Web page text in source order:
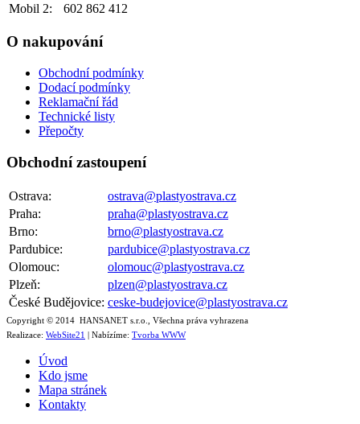
Mobil 2:
602 862 412
O nakupování
Obchodní podmínky
Dodací podmínky
Reklamační řád
Technické listy
Přepočty
Obchodní zastoupení
Ostrava:
ostrava@plastyostrava.cz
Praha:
praha@plastyostrava.cz
Brno:
brno@plastyostrava.cz
Pardubice:
pardubice@plastyostrava.cz
Olomouc:
olomouc@plastyostrava.cz
Plzeň:
plzen@plastyostrava.cz
České Budějovice: ceske-budejovice@plastyostrava.cz
Copyright © 2014 HANSANET s.r.o., Všechna práva vyhrazena
Realizace: WebSite21 | Nabízíme: Tvorba WWW
Úvod
Kdo jsme
Mapa stránek
Kontakty